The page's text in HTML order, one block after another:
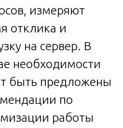
измеряют
отклика и
на сервер. В
необходимости
быть предложены
по
работы